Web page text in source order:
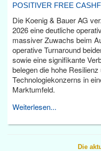
POSITIVER FREE
Die Koenig & Bauer AG
2026 eine deutliche
massiver Zuwachs beim
operative Turnaround
sowie eine signifikante
belegen die hohe
Technologiekonzerns in
Marktumfeld.
Weiterlesen...
Die